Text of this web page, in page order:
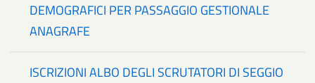
DEMOGRAFICI PER PASSAGGIO GESTIONALE
ANAGRAFE
ISCRIZIONI ALBO DEGLI SCRUTATORI DI SEGGIO